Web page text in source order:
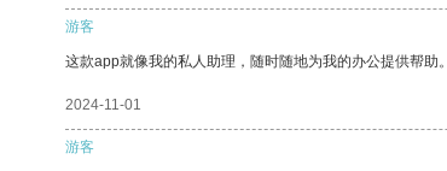
游客
这款app就像我的私人助理，随时随地为我的办公提供帮助。
2024-11-01
游客